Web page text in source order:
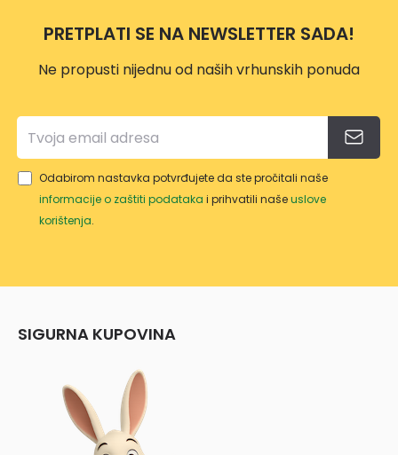
PRETPLATI SE NA NEWSLETTER SADA!
Ne propusti nijednu od naših vrhunskih ponuda
Odabirom nastavka potvrđujete da ste pročitali naše
informacije o zaštiti podataka i prihvatili našeuslove
korištenja.
SIGURNA KUPOVINA